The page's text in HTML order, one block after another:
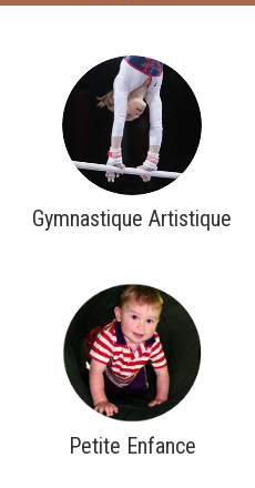
Gymnastique Artistique
Petite Enfance